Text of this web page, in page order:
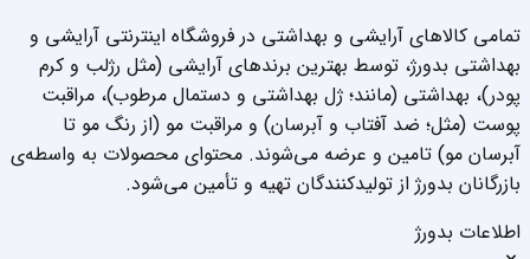
تمامی کالاهای آرایشی و بهداشتی در فروشگاه اینترنتی آرایشی و
بهداشتی بدورژ، توسط بهترین برندهای آرایشی (مثل رژلب و کرم
پودر)، بهداشتی (مانند؛ ژل بهداشتی و دستمال مرطوب)، مراقبت
پوست (مثل؛ ضد آفتاب و آبرسان) و مراقبت مو (از رنگ مو تا
آبرسان مو) تامین و عرضه می‌شوند. محتوای محصولات به واسطه‌ی
بازرگانان بدورژ از تولیدکنندگان تهیه و تأمین می‌شود.
اطلاعات بدورژ